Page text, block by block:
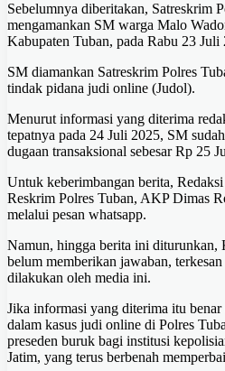
Sebelumnya diberitakan, Satreskrim
mengamankan SM warga Malo
Kabupaten Tuban, pada Rabu 23 Juli
SM diamankan Satreskrim Polres
tindak pidana judi online (Judol).
Menurut informasi yang diterima
tepatnya pada 24 Juli 2025, SM
dugaan transaksional sebesar Rp 25
Untuk keberimbangan berita,
Reskrim Polres Tuban, AKP Dimas
melalui pesan whatsapp.
Namun, hingga berita ini diturunkan,
belum memberikan jawaban,
dilakukan oleh media ini.
Jika informasi yang diterima itu
dalam kasus judi online di Polres
preseden buruk bagi institusi
Jatim, yang terus berbenah